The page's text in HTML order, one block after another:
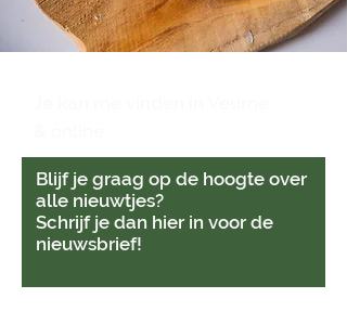
Blijf je graag op de hoogte over
alle nieuwtjes?
Schrijf je dan hier in voor de
nieuwsbrief!